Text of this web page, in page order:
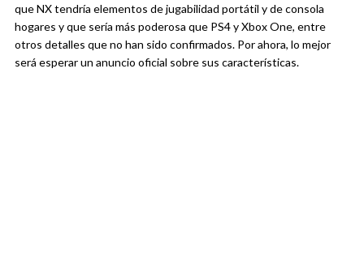
que NX tendría elementos de jugabilidad portátil y de consola
hogares y que sería más poderosa que PS4 y Xbox One, entre
otros detalles que no han sido confirmados. Por ahora, lo mejor
será esperar un anuncio oficial sobre sus características.